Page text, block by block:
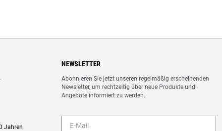
Jahren
NEWSLETTER
Abonnieren Sie jetzt unseren regelmäßig erscheinenden
Newsletter, um rechtzeitig über neue Produkte und
Angebote informiert zu werden.